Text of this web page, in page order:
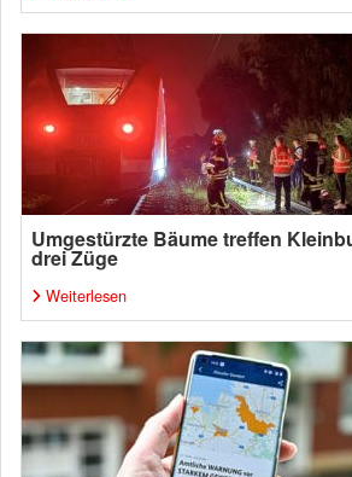
Umgestürzte Bäume treffen
drei Züge
Weiterlesen